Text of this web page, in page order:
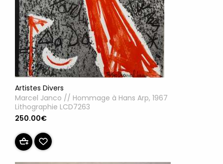
Artistes Divers
Marcel Janco // Hommage à Hans Arp, 1967
Lithographie LCD7263
250.00€